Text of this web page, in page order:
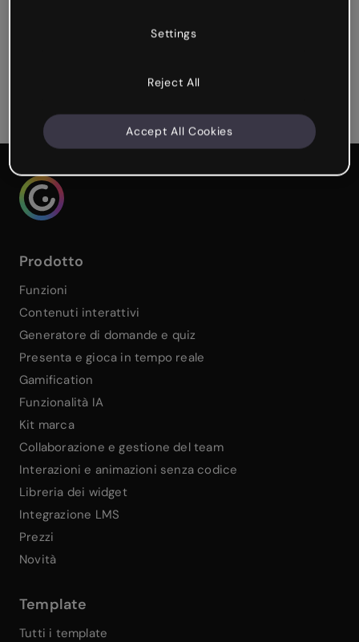
Nora Coen Sacertotti
Experience designer presso Digital
Genialy home page
Prodotto
Funzioni
Contenuti interattivi
Generatore di domande e quiz
Presenta e gioca in tempo reale
Gamification
Funzionalità IA
Kit marca
Collaborazione e gestione del team
Interazioni e animazioni senza codice
Libreria dei widget
Integrazione LMS
Prezzi
Novità
Template
Tutti i template
Settings
Reject All
Accept All Cookies